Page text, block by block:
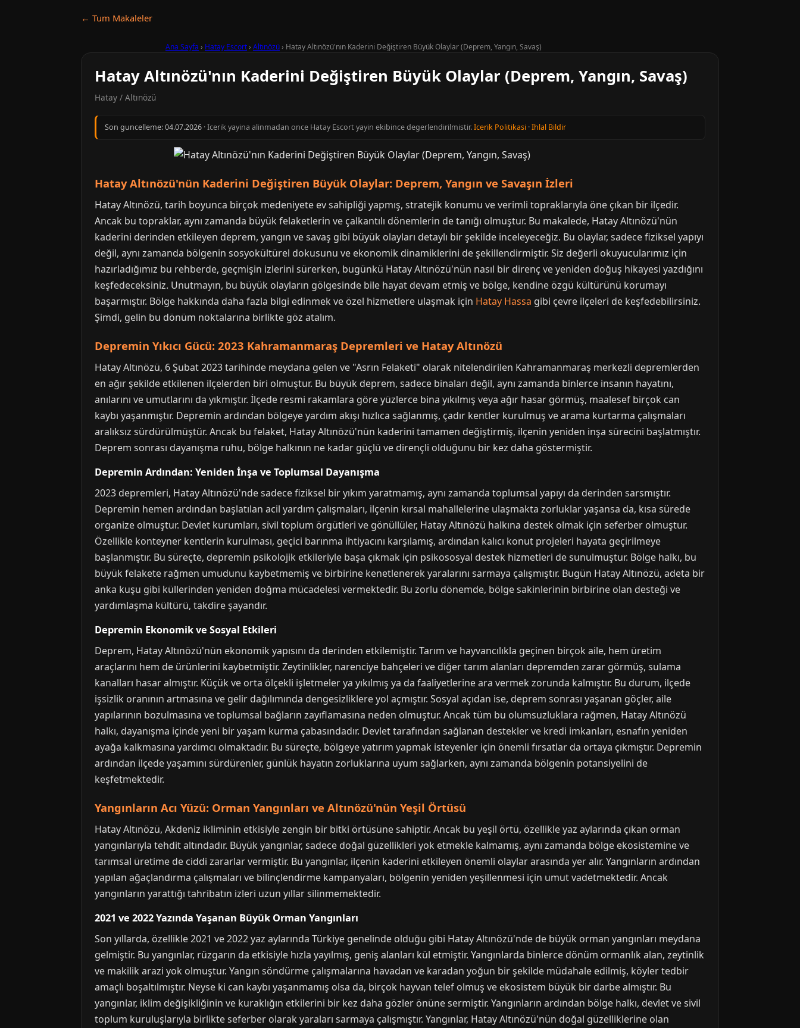
← Tum Makaleler
Ana Sayfa › Hatay Escort› Altınözü› Hatay Altınözü'nın Kaderini Değiştiren Büyük Olaylar (Deprem, Yangın, Savaş)
Hatay Altınözü'nın Kaderini Değiştiren Büyük Olaylar (Deprem, Yangın, Savaş)
Hatay / Altınözü
Son guncelleme:04.07.2026 · Icerik yayina alinmadan once Hatay Escort yayin ekibince degerlendirilmistir.Icerik Politikasi ·Ihlal Bildir
Hatay Altınözü'nün Kaderini Değiştiren Büyük Olaylar: Deprem, Yangın ve Savaşın İzleri
Hatay Altınözü, tarih boyunca birçok medeniyete ev sahipliği yapmış, stratejik konumu ve verimli topraklarıyla öne çıkan bir ilçedir.
Ancak bu topraklar, aynı zamanda büyük felaketlerin ve çalkantılı dönemlerin de tanığı olmuştur. Bu makalede, Hatay Altınözü'nün
kaderini derinden etkileyen deprem, yangın ve savaş gibi büyük olayları detaylı bir şekilde inceleyeceğiz. Bu olaylar, sadece fiziksel yapıyı
değil, aynı zamanda bölgenin sosyokültürel dokusunu ve ekonomik dinamiklerini de şekillendirmiştir. Siz değerli okuyucularımız için
hazırladığımız bu rehberde, geçmişin izlerini sürerken, bugünkü Hatay Altınözü'nün nasıl bir direnç ve yeniden doğuş hikayesi yazdığını
keşfedeceksiniz. Unutmayın, bu büyük olayların gölgesinde bile hayat devam etmiş ve bölge, kendine özgü kültürünü korumayı
başarmıştır. Bölge hakkında daha fazla bilgi edinmek ve özel hizmetlere ulaşmak için Hatay Hassa gibi çevre ilçeleri de keşfedebilirsiniz.
Şimdi, gelin bu dönüm noktalarına birlikte göz atalım.
Depremin Yıkıcı Gücü: 2023 Kahramanmaraş Depremleri ve Hatay Altınözü
Hatay Altınözü, 6 Şubat 2023 tarihinde meydana gelen ve "Asrın Felaketi" olarak nitelendirilen Kahramanmaraş merkezli depremlerden
en ağır şekilde etkilenen ilçelerden biri olmuştur. Bu büyük deprem, sadece binaları değil, aynı zamanda binlerce insanın hayatını,
anılarını ve umutlarını da yıkmıştır. İlçede resmi rakamlara göre yüzlerce bina yıkılmış veya ağır hasar görmüş, maalesef birçok can
kaybı yaşanmıştır. Depremin ardından bölgeye yardım akışı hızlıca sağlanmış, çadır kentler kurulmuş ve arama kurtarma çalışmaları
aralıksız sürdürülmüştür. Ancak bu felaket, Hatay Altınözü'nün kaderini tamamen değiştirmiş, ilçenin yeniden inşa sürecini başlatmıştır.
Deprem sonrası dayanışma ruhu, bölge halkının ne kadar güçlü ve dirençli olduğunu bir kez daha göstermiştir.
Depremin Ardından: Yeniden İnşa ve Toplumsal Dayanışma
2023 depremleri, Hatay Altınözü'nde sadece fiziksel bir yıkım yaratmamış, aynı zamanda toplumsal yapıyı da derinden sarsmıştır.
Depremin hemen ardından başlatılan acil yardım çalışmaları, ilçenin kırsal mahallelerine ulaşmakta zorluklar yaşansa da, kısa sürede
organize olmuştur. Devlet kurumları, sivil toplum örgütleri ve gönüllüler, Hatay Altınözü halkına destek olmak için seferber olmuştur.
Özellikle konteyner kentlerin kurulması, geçici barınma ihtiyacını karşılamış, ardından kalıcı konut projeleri hayata geçirilmeye
başlanmıştır. Bu süreçte, depremin psikolojik etkileriyle başa çıkmak için psikososyal destek hizmetleri de sunulmuştur. Bölge halkı, bu
büyük felakete rağmen umudunu kaybetmemiş ve birbirine kenetlenerek yaralarını sarmaya çalışmıştır. Bugün Hatay Altınözü, adeta bir
anka kuşu gibi küllerinden yeniden doğma mücadelesi vermektedir. Bu zorlu dönemde, bölge sakinlerinin birbirine olan desteği ve
yardımlaşma kültürü, takdire şayandır.
Depremin Ekonomik ve Sosyal Etkileri
Deprem, Hatay Altınözü'nün ekonomik yapısını da derinden etkilemiştir. Tarım ve hayvancılıkla geçinen birçok aile, hem üretim
araçlarını hem de ürünlerini kaybetmiştir. Zeytinlikler, narenciye bahçeleri ve diğer tarım alanları depremden zarar görmüş, sulama
kanalları hasar almıştır. Küçük ve orta ölçekli işletmeler ya yıkılmış ya da faaliyetlerine ara vermek zorunda kalmıştır. Bu durum, ilçede
işsizlik oranının artmasına ve gelir dağılımında dengesizliklere yol açmıştır. Sosyal açıdan ise, deprem sonrası yaşanan göçler, aile
yapılarının bozulmasına ve toplumsal bağların zayıflamasına neden olmuştur. Ancak tüm bu olumsuzluklara rağmen, Hatay Altınözü
halkı, dayanışma içinde yeni bir yaşam kurma çabasındadır. Devlet tarafından sağlanan destekler ve kredi imkanları, esnafın yeniden
ayağa kalkmasına yardımcı olmaktadır. Bu süreçte, bölgeye yatırım yapmak isteyenler için önemli fırsatlar da ortaya çıkmıştır. Depremin
ardından ilçede yaşamını sürdürenler, günlük hayatın zorluklarına uyum sağlarken, aynı zamanda bölgenin potansiyelini de
keşfetmektedir.
Yangınların Acı Yüzü: Orman Yangınları ve Altınözü'nün Yeşil Örtüsü
Hatay Altınözü, Akdeniz ikliminin etkisiyle zengin bir bitki örtüsüne sahiptir. Ancak bu yeşil örtü, özellikle yaz aylarında çıkan orman
yangınlarıyla tehdit altındadır. Büyük yangınlar, sadece doğal güzellikleri yok etmekle kalmamış, aynı zamanda bölge ekosistemine ve
tarımsal üretime de ciddi zararlar vermiştir. Bu yangınlar, ilçenin kaderini etkileyen önemli olaylar arasında yer alır. Yangınların ardından
yapılan ağaçlandırma çalışmaları ve bilinçlendirme kampanyaları, bölgenin yeniden yeşillenmesi için umut vadetmektedir. Ancak
yangınların yarattığı tahribatın izleri uzun yıllar silinmemektedir.
2021 ve 2022 Yazında Yaşanan Büyük Orman Yangınları
Son yıllarda, özellikle 2021 ve 2022 yaz aylarında Türkiye genelinde olduğu gibi Hatay Altınözü'nde de büyük orman yangınları meydana
gelmiştir. Bu yangınlar, rüzgarın da etkisiyle hızla yayılmış, geniş alanları kül etmiştir. Yangınlarda binlerce dönüm ormanlık alan, zeytinlik
ve makilik arazi yok olmuştur. Yangın söndürme çalışmalarına havadan ve karadan yoğun bir şekilde müdahale edilmiş, köyler tedbir
amaçlı boşaltılmıştır. Neyse ki can kaybı yaşanmamış olsa da, birçok hayvan telef olmuş ve ekosistem büyük bir darbe almıştır. Bu
yangınlar, iklim değişikliğinin ve kuraklığın etkilerini bir kez daha gözler önüne sermiştir. Yangınların ardından bölge halkı, devlet ve sivil
toplum kuruluşlarıyla birlikte seferber olarak yaraları sarmaya çalışmıştır. Yangınlar, Hatay Altınözü'nün doğal güzelliklerine olan